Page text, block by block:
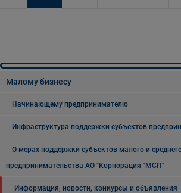
Малому бизнесу
Начинающему предпринимателю
Инфраструктура поддержки субъектов
О мерах поддержки субъектов малого и
предпринимательства АО "Корпорация "МСП"
Информация, новости, конкурсы и объявления